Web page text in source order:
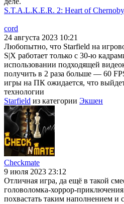
S.T.A.L.K.E.R. 2: Heart of
cord
24 августа 2023 10:21
Любопытно, что Starfield на
S|X работает только с 30-ю
использовании подходящей
получить в 2 раза больше — 60
игры на ПК ожидается, что
технологии
Starfield из категории Экшен
Checkmate
9 июля 2023 23:12
Отличная игра, да ещё в такой
головоломка-хоррор-
похвастать таким наполнением и